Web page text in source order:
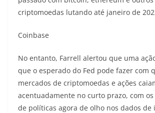
criptomoedas lutando até janeiro de
Coinbase
No entanto, Farrell alertou que uma
que o esperado do Fed pode fazer com
mercados de criptomoedas e ações
acentuadamente no curto prazo, com
de políticas agora de olho nos dados de